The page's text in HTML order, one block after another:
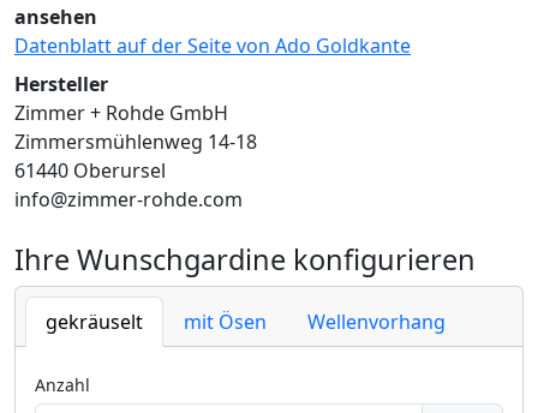
ansehen
Datenblatt auf der Seite von Ado Goldkante
Hersteller
Zimmer + Rohde GmbH
Zimmersmühlenweg 14-18
61440 Oberursel
info@zimmer-rohde.com
Ihre Wunschgardine konfigurieren
gekräuselt mit Ösen Wellenvorhang
Anzahl